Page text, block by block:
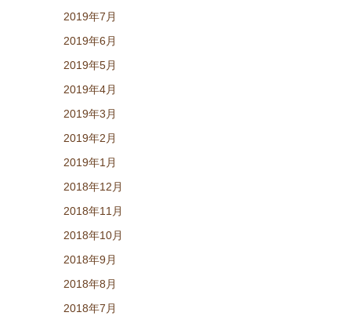
2019年7月
2019年6月
2019年5月
2019年4月
2019年3月
2019年2月
2019年1月
2018年12月
2018年11月
2018年10月
2018年9月
2018年8月
2018年7月